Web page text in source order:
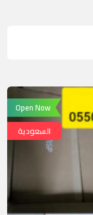
Open Now
السعودية